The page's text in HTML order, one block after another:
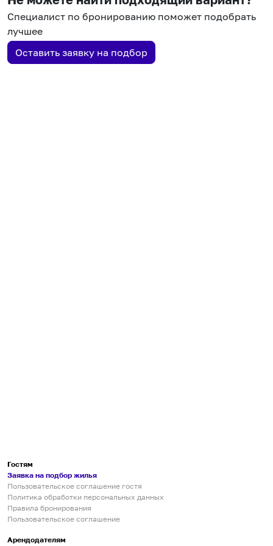
Специалист по бронированию поможет подобрать
лучшее
Оставить заявку на подбор
Гостям
Заявка на подбор жилья
Пользовательское соглашение гостя
Политика обработки персональных данных
Правила бронирования
Пользовательское соглашение
Арендодателям